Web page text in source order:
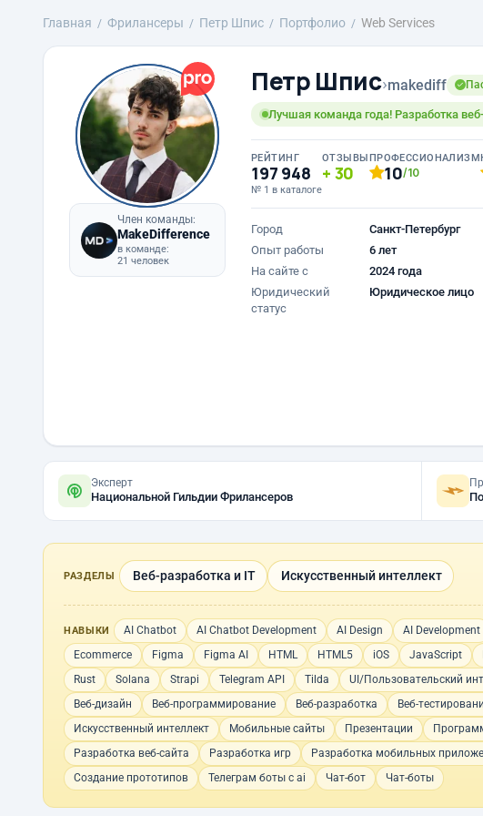
Главная Фрилансеры Петр Шпис Портфолио Web Services
Член команды:
MakeDifference
в команде:
21 человек
Петр Шпис›makediff
Лучшая команда года! Разработка
РЕЙТИНГ
197 948
№ 1 в каталоге
ОТЗЫВЫ
30
ПРОФЕССИОНАЛИЗМ
10/10
Город
Санкт-Петербург
Опыт работы
6 лет
На сайте с
2024 года
Юридический
статус
Юридическое лицо
Эксперт
Национальной Гильдии Фрилансеров
РАЗДЕЛЫ Веб-разработка и IT Искусственный интеллект
НАВЫКИ AI Chatbot AI Chatbot Development AI Design AI Development
Ecommerce
Figma Figma AI HTML HTML5 iOS JavaScript
Rust
Solana Strapi Telegram API Tilda UI/Пользовательский
Веб-дизайн
Веб-программирование Веб-разработка Веб-
Искусственный интеллект
Мобильные сайты Презентации
Разработка веб-сайта
Разработка игр Разработка мобильных
Создание прототипов
Телеграм боты с ai Чат-бот Чат-боты